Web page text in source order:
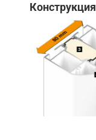
Конструкция